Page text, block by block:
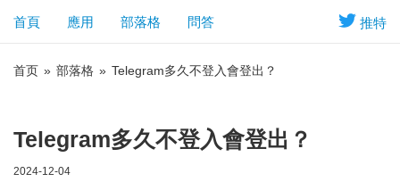
推特
首頁 應用 部落格 問答
首页 » 部落格 » Telegram多久不登入會登出？
Telegram多久不登入會登出？
2024-12-04